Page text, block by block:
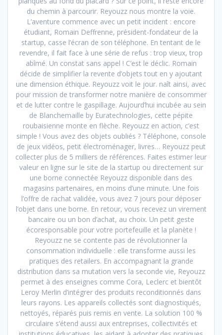
du chemin à parcourir. Reyouzz nous montre la voie.
L’aventure commence avec un petit incident : encore
étudiant, Romain Deffrenne, président-fondateur de la
startup, casse l’écran de son téléphone. En tentant de le
revendre, il fait face à une série de refus : trop vieux, trop
abîmé. Un constat sans appel ! C’est le déclic. Romain
décide de simplifier la revente d’objets tout en y ajoutant
une dimension éthique. Reyouzz voit le jour. naît ainsi, avec
pour mission de transformer notre manière de consommer
et de lutter contre le gaspillage. Aujourd’hui incubée au sein
de Blanchemaille by Euratechnologies, cette pépite
roubaisienne monte en flèche. Reyouzz en action, c’est
simple ! Vous avez des objets oubliés ? Téléphone, console
de jeux vidéos, petit électroménager, livres… Reyouzz peut
collecter plus de 5 milliers de références. Faites estimer leur
valeur en ligne sur le site de la startup ou directement sur
une borne connectée Reyouzz disponible dans des
magasins partenaires, en moins d’une minute. Une fois
l’offre de rachat validée, vous avez 7 jours pour déposer
l’objet dans une borne. En retour, vous recevez un virement
bancaire ou un bon d’achat, au choix. Un petit geste
écoresponsable pour votre portefeuille et la planète !
Reyouzz ne se contente pas de révolutionner la
consommation individuelle : elle transforme aussi les
pratiques des retailers. En accompagnant la grande
distribution dans sa mutation vers la seconde vie, Reyouzz
permet à des enseignes comme Cora, Leclerc et bientôt
Leroy Merlin d’intégrer des produits reconditionnés dans
leurs rayons. Les appareils collectés sont diagnostiqués,
nettoyés, réparés puis remis en vente. La solution 100 %
circulaire s’étend aussi aux entreprises, collectivités et